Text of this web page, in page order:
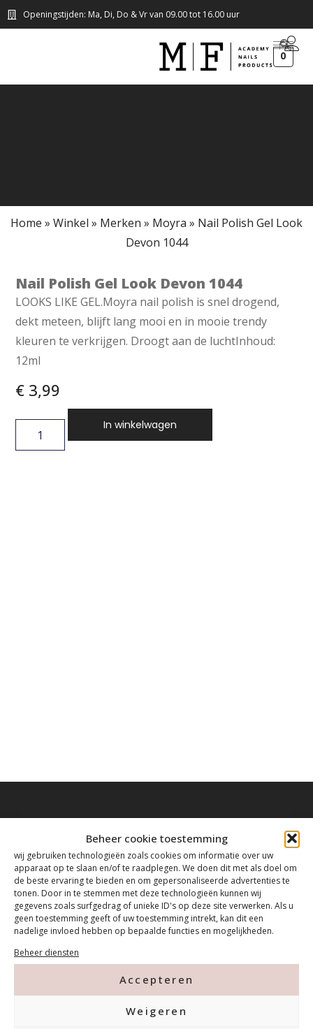
Beheer cookie toestemming
wij gebruiken technologieën zoals cookies om informatie over uw
apparaat op te slaan en/of te raadplegen. We doen dit met als doel om
de beste ervaring te bieden en om gepersonaliseerde advertenties te
tonen. Door in te stemmen met deze technologieën kunnen wij
gegevens zoals surfgedrag of unieke ID's op deze site verwerken. Als u
geen toestemming geeft of uw toestemming intrekt, kan dit een
nadelige invloed hebben op bepaalde functies en mogelijkheden.
Beheer diensten
Accepteren
Weigeren
Openingstijden: Ma, Di, Do & Vr van 09.00 tot 16.00 uur
0
Home » Winkel » Merken » Moyra » Nail Polish Gel Look
Devon 1044
Nail Polish Gel Look Devon 1044
LOOKS LIKE GEL.Moyra nail polish is snel drogend,
dekt meteen, blijft lang mooi en in mooie trendy
kleuren te verkrijgen. Droogt aan de luchtInhoud:
12ml
€ 3,99
In winkelwagen
Contact
Tanthofdreef 7 2623 EW Delft
info@mfacademy.nl